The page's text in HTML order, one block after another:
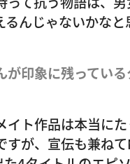
るんじゃないかなと
印象に残っている
イト作品は本当に
すが、宣伝も兼ね